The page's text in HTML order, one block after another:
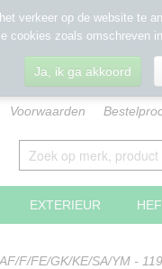
Voorwaarden
EXTERIEUR
F/FE/GK/KE/SA/YM -
verkeer op de website te
cookies zoals omschreven
Ja, ik ga akkoord